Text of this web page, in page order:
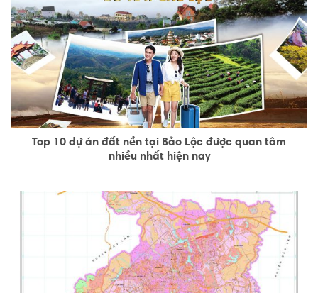
Top 10 dự án đất nền tại Bảo Lộc được quan tâm
nhiều nhất hiện nay